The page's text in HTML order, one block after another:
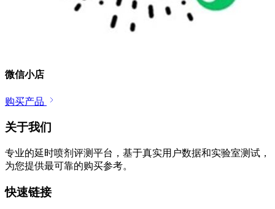
微信小店
购买产品
关于我们
专业的延时喷剂评测平台，基于真实用户数据和实验室测试，
为您提供最可靠的购买参考。
快速链接